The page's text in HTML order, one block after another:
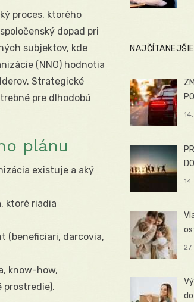
proces, ktorého
dopad pri
subjektov, kde
(NNO) hodnotia
Strategické
pre dlhodobú
plánu
existuje a aký
ktoré riadia
(beneficiari, darcovia,
know-how,
NAJČÍTANEJŠIE